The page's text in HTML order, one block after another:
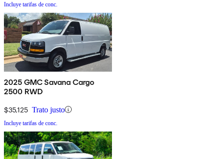
Incluye tarifas de conc.
2025 GMC Savana Cargo
2500 RWD
$35,125 Trato justo
Incluye tarifas de conc.